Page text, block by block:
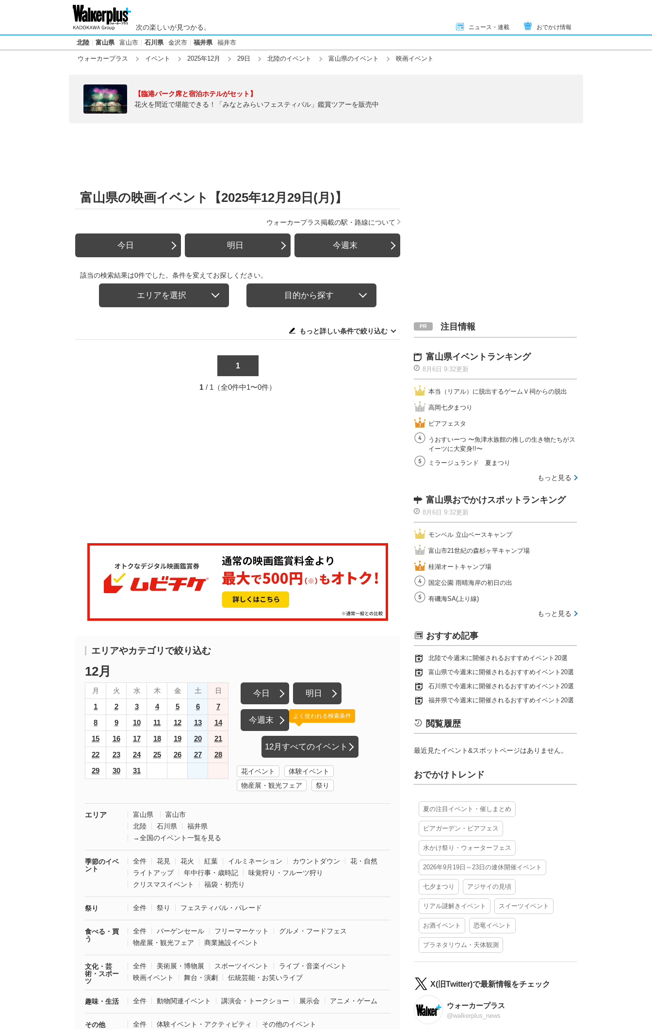
次の楽しいが見つかる。 ニュース・連載 おでかけ情報
北陸 富山県 富山市 石川県 金沢市 福井県 福井市
ウォーカープラス イベント 2025年12月 29日 北陸のイベント 富山県のイベント 映画イベント
【臨港パーク席と宿泊ホテルがセット】
花火を間近で堪能できる！「みなとみらいフェスティバル」鑑賞ツアーを販売中
富山県の映画イベント【2025年12月29日(月)】
ウォーカープラス掲載の駅・路線について
今日 明日 今週末
該当の検索結果は0件でした。条件を変えてお探しください。
エリアを選択 目的から探す
もっと詳しい条件で絞り込む
1
1 / 1（全0件中1〜0件）
エリアやカテゴリで絞り込む
12月
月 火 水 木 金 土 日
1 2 3 4 5 6
7
8
9 10 11 12 13
14
15
16 17 18 19 20
21
22
23 24 25 26 27
28
29
30 31
今日 明日
今週末
12月すべてのイベント
よく使われる検索条件
花イベント
体験イベント
物産展・観光フェア
祭り
エリア 富山県
富山市
北陸
石川県
福井県
→全国のイベント一覧を見る
季節のイベ
ント
全件 花見 花火 紅葉 イルミネーション カウントダウン
花・自然
ライトアップ
年中行事・歳時記
味覚狩り・フルーツ狩り
クリスマスイベント
福袋・初売り
祭り 全件 祭り フェスティバル・パレード
食べる・買
う
全件 バーゲンセール フリーマーケット
グルメ・フードフェス
物産展・観光フェア
商業施設イベント
文化・芸
術・スポー
ツ
全件 美術展・博物展 スポーツイベント
ライブ・音楽イベント
映画イベント
舞台・演劇 伝統芸能・お笑いライブ
趣味・生活 全件 動物関連イベント 講演会・トークショー 展示会 アニメ・ゲーム
その他 全件 体験イベント・アクティビティ その他のイベント
注目情報
富山県イベントランキング
8月6日 9:32更新
本当（リアル）に脱出するゲームＶ祠からの脱出
高岡七夕まつり
ビアフェスタ
うおすいーつ 〜魚津水族館の推しの生き物たちがス
イーツに大変身!!〜
ミラージュランド 夏まつり
もっと見る
富山県おでかけスポットランキング
8月6日 9:32更新
モンベル 立山ベースキャンプ
富山市21世紀の森杉ヶ平キャンプ場
桂湖オートキャンプ場
国定公園 雨晴海岸の初日の出
有磯海SA(上り線)
もっと見る
おすすめ記事
北陸で今週末に開催されるおすすめイベント20選
富山県で今週末に開催されるおすすめイベント20選
石川県で今週末に開催されるおすすめイベント20選
福井県で今週末に開催されるおすすめイベント20選
閲覧履歴
最近見たイベント&スポットページはありません。
おでかけトレンド
夏の注目イベント・催しまとめ
ビアガーデン・ビアフェス
水かけ祭り・ウォーターフェス
2026年9月19日～23日の連休開催イベント
七夕まつり アジサイの見頃
リアル謎解きイベント スイーツイベント
お酒イベント 恐竜イベント
プラネタリウム・天体観測
X(旧Twitter)で最新情報をチェック
ウォーカープラス
@walkerplus_news